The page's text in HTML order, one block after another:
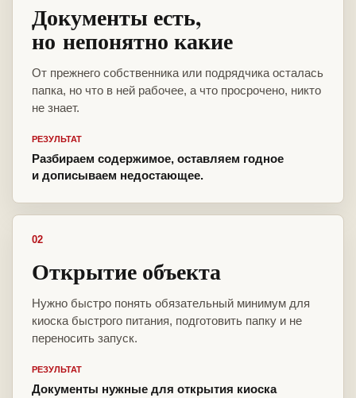
Документы есть,
но непонятно какие
От прежнего собственника или подрядчика осталась
папка, но что в ней рабочее, а что просрочено, никто
не знает.
РЕЗУЛЬТАТ
Разбираем содержимое, оставляем годное
и дописываем недостающее.
02
Открытие объекта
Нужно быстро понять обязательный минимум для
киоска быстрого питания, подготовить папку и не
переносить запуск.
РЕЗУЛЬТАТ
Документы нужные для открытия киоска